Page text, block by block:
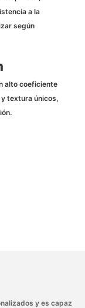
a la
según
alto coeficiente
textura únicos,
y es capaz